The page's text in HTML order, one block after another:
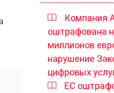
Компания
оштрафована
миллионов
нарушение
цифровых
ЕС